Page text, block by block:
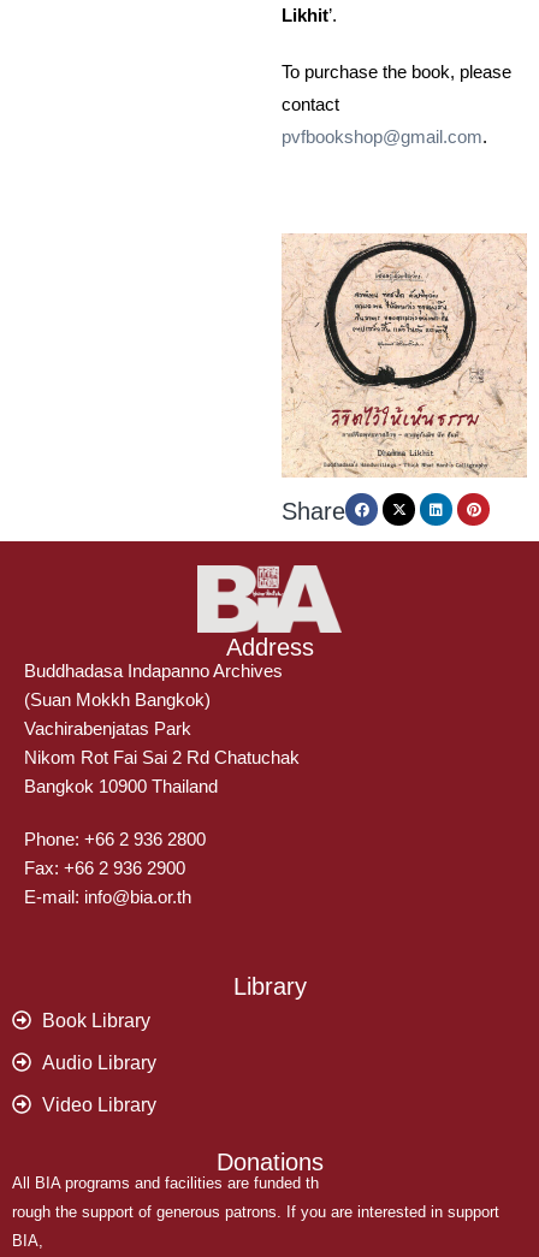
Likhit’.
To purchase the book, please
contact
pvfbookshop@gmail.com.
Share
Address
Buddhadasa Indapanno Archives
(Suan Mokkh Bangkok)
Vachirabenjatas Park
Nikom Rot Fai Sai 2 Rd Chatuchak
Bangkok 10900 Thailand
Phone: +66 2 936 2800
Fax: +66 2 936 2900
E-mail: info@bia.or.th
Library
Book Library
Audio Library
Video Library
Donations
All BIA programs and facilities are funded th
rough the support of generous patrons. If you are interested in support
BIA,